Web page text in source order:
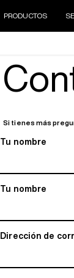
PRODUCTOS
Si tienes más
Tu nombre
Tu nombre
Dirección de